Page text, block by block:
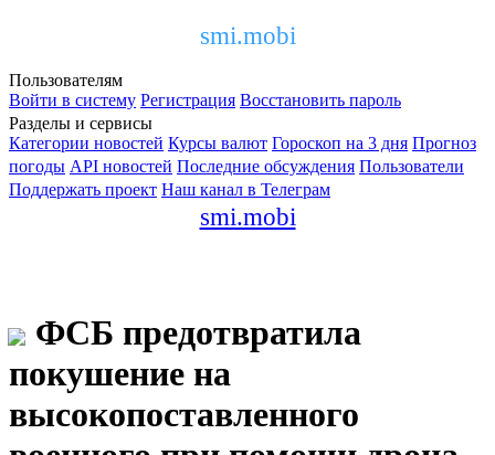
smi.mobi
Пользователям
Войти в систему Регистрация Восстановить пароль
Разделы и сервисы
Категории новостей Курсы валют Гороскоп на 3 дня Прогноз
погоды API новостей Последние обсуждения Пользователи
Поддержать проект Наш канал в Телеграм
smi.mobi
ФСБ предотвратила
покушение на
высокопоставленного